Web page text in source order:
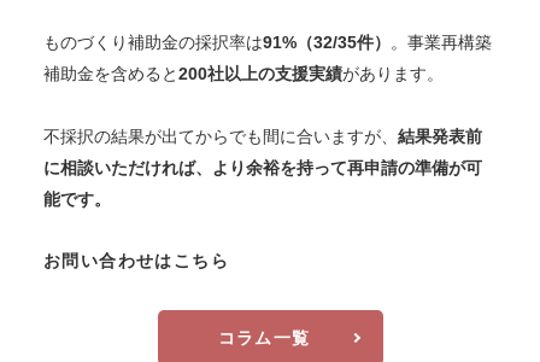
ものづくり補助金の採択率は91%（32/35件） 。事業再構築
補助金を含めると200社以上の支援実績があります。
不採択の結果が出てからでも間に合いますが、 結果発表前
に相談いただければ、より余裕を持って再申請の準備が可
能です。
お問い合わせはこちら
コラム一覧